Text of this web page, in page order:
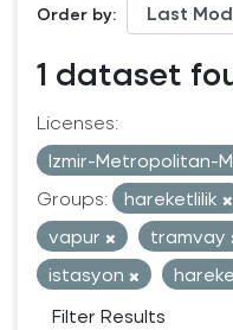
Order by
1 dataset
Licenses:
Izmir-Metropolitan-
Groups:
hareketlilik
vapur
tramvay
istasyon
Filter Results